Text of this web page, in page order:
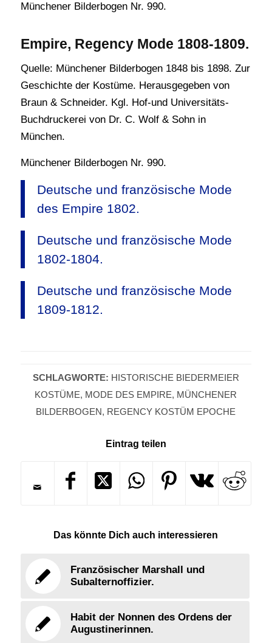
Münchener Bilderbogen Nr. 990.
Empire, Regency Mode 1808-1809.
Quelle: Münchener Bilderbogen 1848 bis 1898. Zur
Geschichte der Kostüme. Herausgegeben von
Braun & Schneider. Kgl. Hof-und Universitäts-
Buchdruckerei von Dr. C. Wolf & Sohn in
München.
Münchener Bilderbogen Nr. 990.
Deutsche und französische Mode
des Empire 1802.
Deutsche und französische Mode
1802-1804.
Deutsche und französische Mode
1809-1812.
SCHLAGWORTE: HISTORISCHE BIEDERMEIER
KOSTÜME, MODE DES EMPIRE, MÜNCHENER
BILDERBOGEN, REGENCY KOSTÜM EPOCHE
Eintrag teilen
Das könnte Dich auch interessieren
Französischer Marshall und
Subalternoffizier.
Habit der Nonnen des Ordens der
Augustinerinnen.